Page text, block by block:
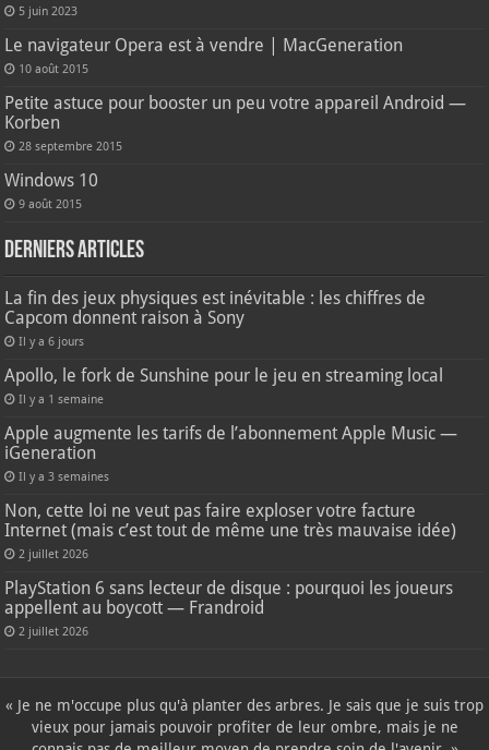
5 juin 2023
Le navigateur Opera est à vendre | MacGeneration
10 août 2015
Petite astuce pour booster un peu votre appareil Android —
Korben
28 septembre 2015
Windows 10
9 août 2015
Derniers articles
La fin des jeux physiques est inévitable : les chiffres de
Capcom donnent raison à Sony
Il y a 6 jours
Apollo, le fork de Sunshine pour le jeu en streaming local
Il y a 1 semaine
Apple augmente les tarifs de l’abonnement Apple Music —
iGeneration
Il y a 3 semaines
Non, cette loi ne veut pas faire exploser votre facture
Internet (mais c’est tout de même une très mauvaise idée)
2 juillet 2026
PlayStation 6 sans lecteur de disque : pourquoi les joueurs
appellent au boycott — Frandroid
2 juillet 2026
« Je ne m'occupe plus qu'à planter des arbres. Je sais que je suis trop
vieux pour jamais pouvoir profiter de leur ombre, mais je ne